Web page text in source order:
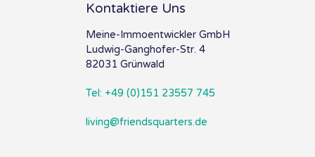
Kontaktiere Uns
Meine-Immoentwickler GmbH
Ludwig-Ganghofer-Str. 4
82031 Grünwald
Tel: +49 (0)151 23557 745
living@friendsquarters.de